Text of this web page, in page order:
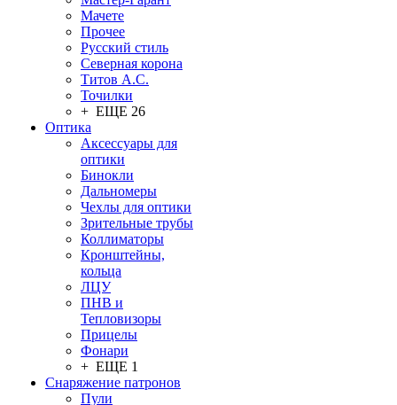
Мачете
Прочее
Русский стиль
Северная корона
Титов А.С.
Точилки
+ ЕЩЕ 26
Оптика
Аксессуары для
оптики
Бинокли
Дальномеры
Чехлы для оптики
Зрительные трубы
Коллиматоры
Кронштейны,
кольца
ЛЦУ
ПНВ и
Тепловизоры
Прицелы
Фонари
+ ЕЩЕ 1
Снаряжение патронов
Пули